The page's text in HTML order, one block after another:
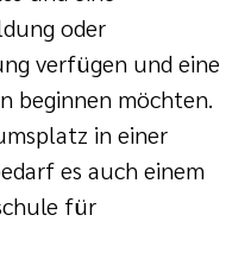
oder
verfügen und eine
beginnen möchten.
in einer
es auch einem
für